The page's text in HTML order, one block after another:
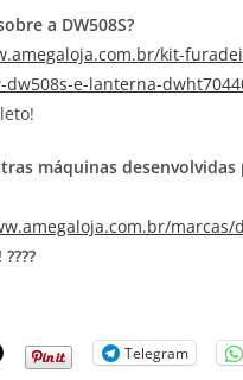
a DW508S?
kit-
dw508s-e-lanterna-
máquinas desenvolvidas
marcas/
Telegram